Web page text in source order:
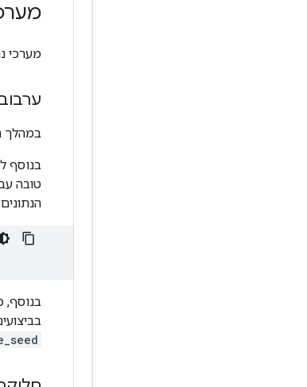
מערכי
במהלך
בנוסף
טובה
בנוסף,